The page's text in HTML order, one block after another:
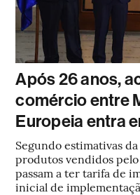
Após 26 anos,
comércio entre
Europeia entra
Segundo estimativas
produtos vendidos
passam a ter tarifa de
inicial de